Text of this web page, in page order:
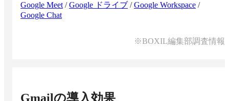
Google Meet /Google ドライブ /Google Workspace /
Google Chat
※BOXIL編集部調査情報
Gmail の導入効果